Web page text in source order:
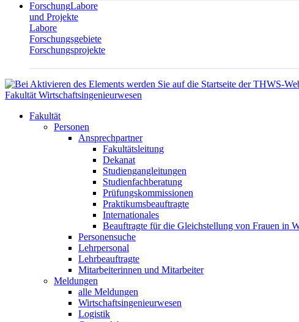
ForschungLabore
und Projekte
Labore
Forschungsgebiete
Forschungsprojekte
Fakultät Wirtschaftsingenieurwesen
Fakultät
Personen
Ansprechpartner
Fakultätsleitung
Dekanat
Studiengangleitungen
Studienfachberatung
Prüfungskommissionen
Praktikumsbeauftragte
Internationales
Beauftragte für die Gleichstellung von Frauen in
Personensuche
Lehrpersonal
Lehrbeauftragte
Mitarbeiterinnen und Mitarbeiter
Meldungen
alle Meldungen
Wirtschaftsingenieurwesen
Logistik